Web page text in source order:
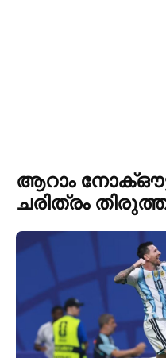
ആറാം
ചരിത്രം